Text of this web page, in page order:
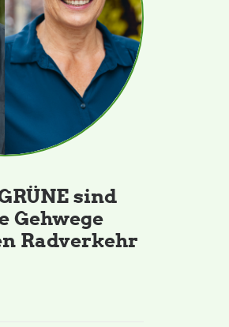
sind
Gehwege
Radverkehr